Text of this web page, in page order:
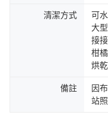
清潔方式
可
大
接
柑
烘
備註
因
站